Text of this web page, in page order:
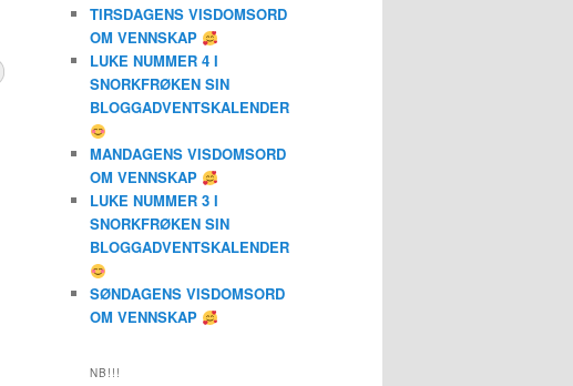
TIRSDAGENS VISDOMSORD
OM VENNSKAP
LUKE NUMMER 4 I
SNORKFRØKEN SIN
BLOGGADVENTSKALENDER
MANDAGENS VISDOMSORD
OM VENNSKAP
LUKE NUMMER 3 I
SNORKFRØKEN SIN
BLOGGADVENTSKALENDER
SØNDAGENS VISDOMSORD
OM VENNSKAP
NB!!!